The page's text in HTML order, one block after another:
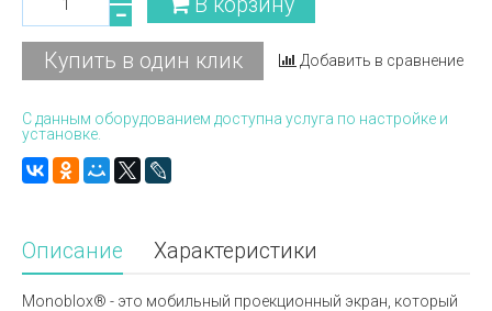
Купить в один клик Добавить в сравнение
С данным оборудованием доступна услуга по настройке и
установке.
Описание Характеристики
Monoblox® - это мобильный проекционный экран, который